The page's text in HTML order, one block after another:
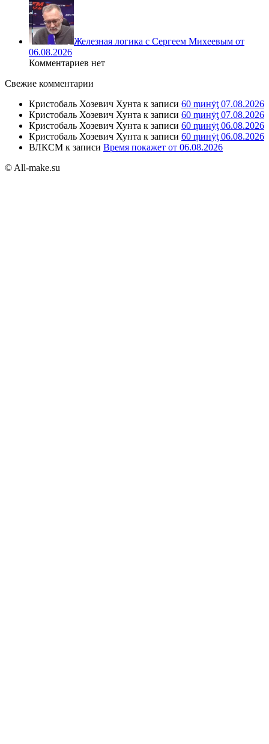
Железная логика с Сергеем Михеевым от
06.08.2026
Комментариев нет
Свежие комментарии
Кристобаль Хозевич Хунта к записи 60 ṃинẏƫ 07.08.2026
Кристобаль Хозевич Хунта к записи 60 ṃинẏƫ 07.08.2026
Кристобаль Хозевич Хунта к записи 60 ṃинẏƫ 06.08.2026
Кристобаль Хозевич Хунта к записи 60 ṃинẏƫ 06.08.2026
ВЛКСМ к записи Время покажет от 06.08.2026
© All-make.su